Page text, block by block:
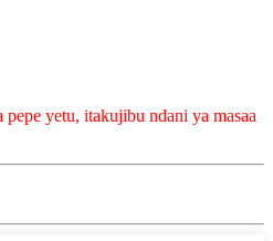
yetu, itakujibu ndani ya masaa